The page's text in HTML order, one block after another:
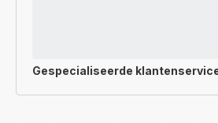
Gespecialiseerde